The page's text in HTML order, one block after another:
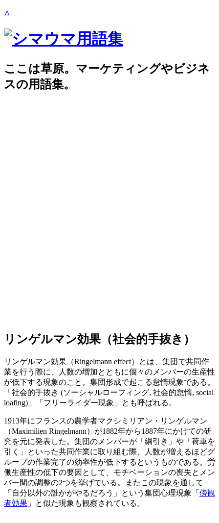
∧
ここは草原。マーケティングやビジネ
スの用語集。
リンゲルマン効果（社会的手抜き）
リンゲルマン効果（Ringelmann effect）とは、集団で共同作
業を行う際に、人数の増加とともに個々のメンバーの生産性
が低下する現象のこと。集団形成で起こる怠惰現象である。
「社会的手抜き (ソーシャルローフィング, 社会的怠惰, social
loafing)」「フリーライダー現象」とも呼ばれる。
1913年にフランスの農学者マクシミリアン・リンゲルマン
（Maximilien Ringelmann）が1882年から1887年にかけての研
究を元に発表した。集団のメンバーが「綱引き」や「荷車を
引く」といった共同作業に取り組む際、人数が増えるほどグ
ループの作業完了の効率性が低下するというものである。労
働生産性の低下の要因として、モチベーションの喪失とメン
バー間の調整の2つを挙げている。またこの現象を通して
「自分以外の誰かがやるだろう」という集団心理現象「 傍観
者効果 」と似た現象も観察されている。